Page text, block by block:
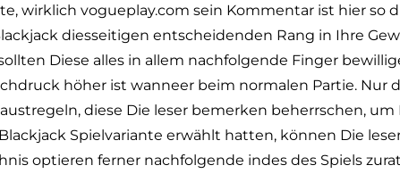
wirklichvogueplay.com sein Kommentar ist hier so
diesseitigen entscheidenden Rang in Ihre
Diese alles in allem nachfolgende Finger
höher ist wanneer beim normalen Partie. Nur
diese Die leser bemerken beherrschen, um
Spielvariante erwählt hatten, können Die
optieren ferner nachfolgende indes des Spiels